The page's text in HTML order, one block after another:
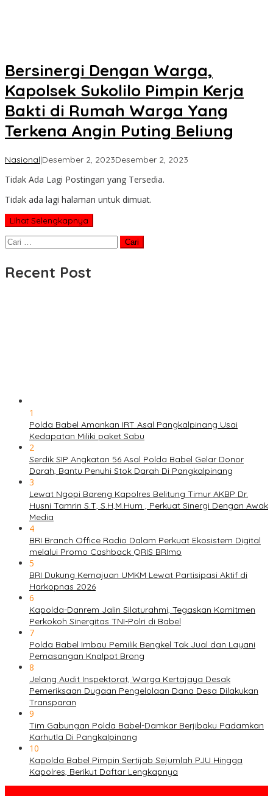
Bersinergi Dengan Warga,
Kapolsek Sukolilo Pimpin Kerja
Bakti di Rumah Warga Yang
Terkena Angin Puting Beliung
Nasional|Desember 2, 2023Desember 2, 2023
Tidak Ada Lagi Postingan yang Tersedia.
Tidak ada lagi halaman untuk dimuat.
Lihat Selengkapnya
Cari
untuk:
Recent Post
1
Polda Babel Amankan IRT Asal Pangkalpinang Usai
Kedapatan Miliki paket Sabu
2
Serdik SIP Angkatan 56 Asal Polda Babel Gelar Donor
Darah, Bantu Penuhi Stok Darah Di Pangkalpinang
3
Lewat Ngopi Bareng Kapolres Belitung Timur AKBP Dr.
Husni Tamrin S.T, S.H,M.Hum , Perkuat Sinergi Dengan Awak
Media
4
BRI Branch Office Radio Dalam Perkuat Ekosistem Digital
melalui Promo Cashback QRIS BRImo
5
BRI Dukung Kemajuan UMKM Lewat Partisipasi Aktif di
Harkopnas 2026
6
Kapolda-Danrem Jalin Silaturahmi, Tegaskan Komitmen
Perkokoh Sinergitas TNI-Polri di Babel
7
Polda Babel Imbau Pemilik Bengkel Tak Jual dan Layani
Pemasangan Knalpot Brong
8
Jelang Audit Inspektorat, Warga Kertajaya Desak
Pemeriksaan Dugaan Pengelolaan Dana Desa Dilakukan
Transparan
9
Tim Gabungan Polda Babel-Damkar Berjibaku Padamkan
Karhutla Di Pangkalpinang
10
Kapolda Babel Pimpin Sertijab Sejumlah PJU Hingga
Kapolres, Berikut Daftar Lengkapnya